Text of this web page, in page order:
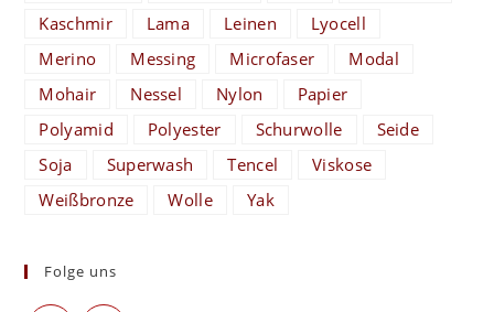
Kaschmir
Lama Leinen
Lyocell
Merino
Messing Microfaser
Modal
Mohair
Nessel Nylon
Papier
Polyamid
Polyester Schurwolle
Seide
Soja
Superwash Tencel
Viskose
Weißbronze
Wolle Yak
Folge uns